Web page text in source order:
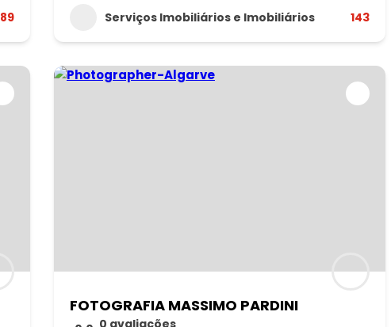
89 Serviços Imobiliários e Imobiliários 143
FOTOGRAFIA MASSIMO PARDINI